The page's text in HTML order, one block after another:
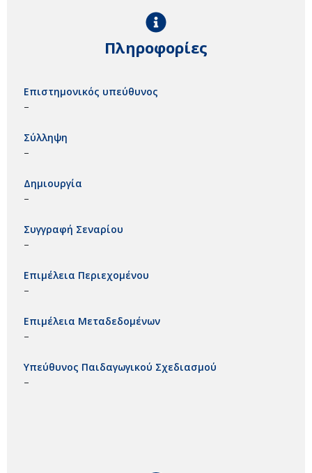
Πληροφορίες
Επιστημονικός υπεύθυνος
–
Σύλληψη
–
Δημιουργία
–
Συγγραφή Σεναρίου
–
Επιμέλεια Περιεχομένου
–
Επιμέλεια Μεταδεδομένων
–
Υπεύθυνος Παιδαγωγικού Σχεδιασμού
–